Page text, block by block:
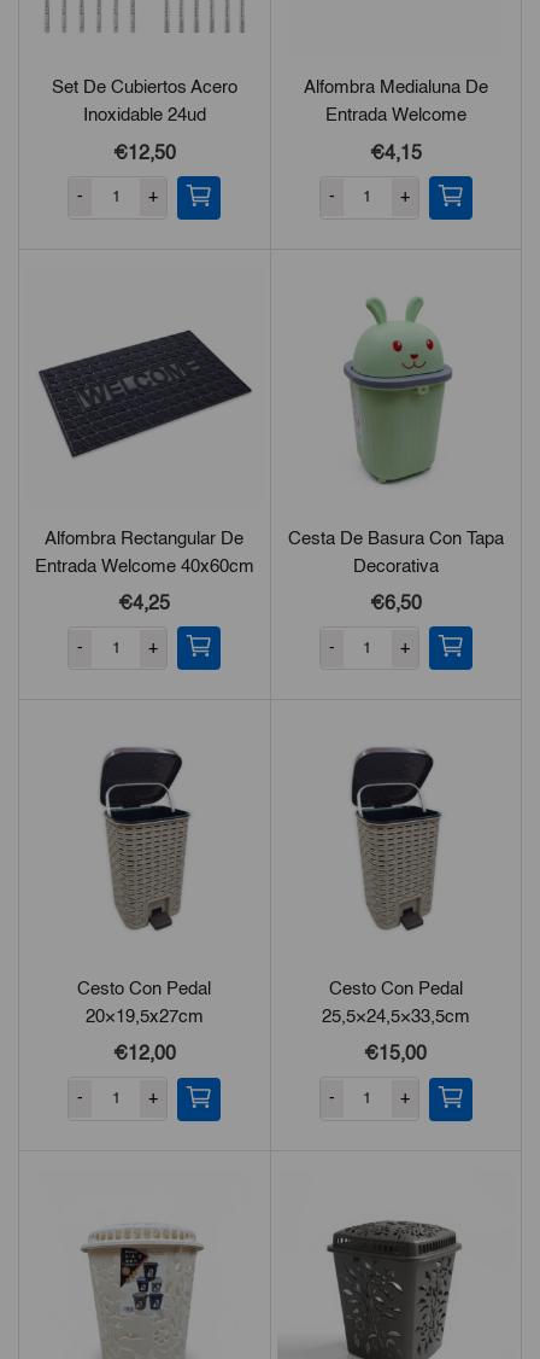
Set De Cubiertos Acero
Inoxidable 24ud
€12,50
- +
Alfombra Medialuna De
Entrada Welcome
€4,15
- +
Alfombra Rectangular De
Entrada Welcome 40x60cm
€4,25
- +
Cesta De Basura Con Tapa
Decorativa
€6,50
- +
Cesto Con Pedal
20×19,5x27cm
€12,00
- +
Cesto Con Pedal
25,5×24,5×33,5cm
€15,00
- +